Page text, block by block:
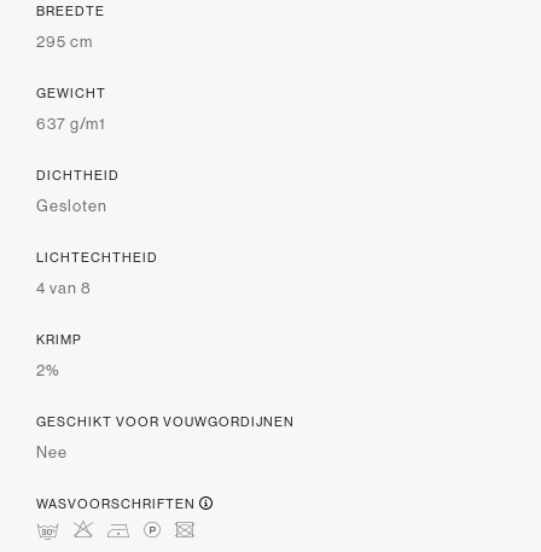
BREEDTE
295 cm
GEWICHT
637 g/m1
DICHTHEID
Gesloten
LICHTECHTHEID
4 van 8
KRIMP
2%
GESCHIKT VOOR VOUWGORDIJNEN
Nee
WASVOORSCHRIFTEN
mHDLU